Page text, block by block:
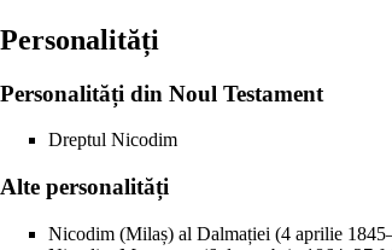
Personalități
Personalități din Noul Testament
Dreptul Nicodim
Alte personalități
Nicodim (Milaș) al Dalmației (4 aprilie